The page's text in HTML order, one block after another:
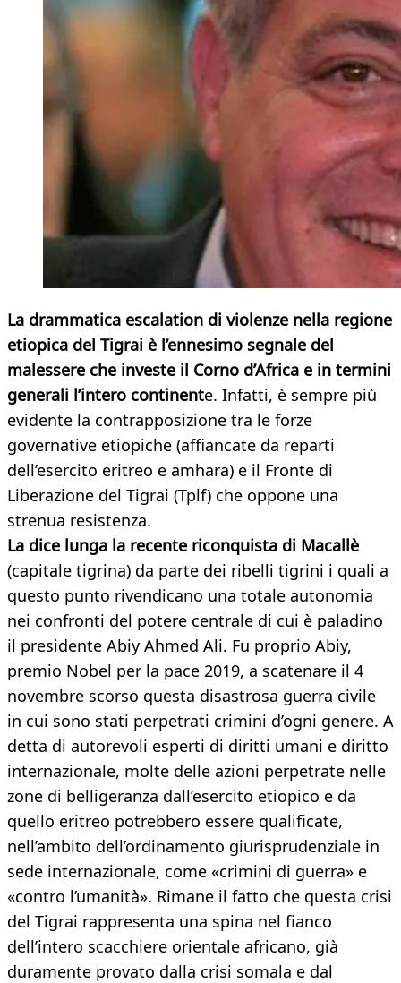
La drammatica escalation di violenze nella regione
etiopica del Tigrai è l’ennesimo segnale del
malessere che investe il Corno d’Africa e in termini
generali l’intero continente. Infatti, è sempre più
evidente la contrapposizione tra le forze
governative etiopiche (affiancate da reparti
dell’esercito eritreo e amhara) e il Fronte di
Liberazione del Tigrai (Tplf) che oppone una
strenua resistenza.
La dice lunga la recente riconquista di Macallè
(capitale tigrina) da parte dei ribelli tigrini i quali a
questo punto rivendicano una totale autonomia
nei confronti del potere centrale di cui è paladino
il presidente Abiy Ahmed Ali. Fu proprio Abiy,
premio Nobel per la pace 2019, a scatenare il 4
novembre scorso questa disastrosa guerra civile
in cui sono stati perpetrati crimini d’ogni genere. A
detta di autorevoli esperti di diritti umani e diritto
internazionale, molte delle azioni perpetrate nelle
zone di belligeranza dall’esercito etiopico e da
quello eritreo potrebbero essere qualificate,
nell’ambito dell’ordinamento giurisprudenziale in
sede internazionale, come «crimini di guerra» e
«contro l’umanità». Rimane il fatto che questa crisi
del Tigrai rappresenta una spina nel fianco
dell’intero scacchiere orientale africano, già
duramente provato dalla crisi somala e dal